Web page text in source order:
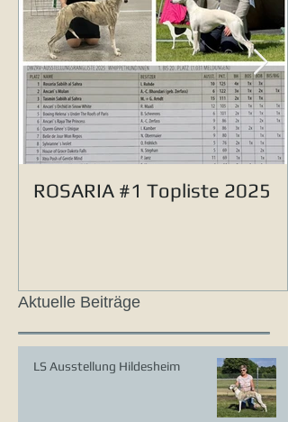
ROSARIA #1 Topliste 2025
Aktuelle Beiträge
LS Ausstellung Hildesheim